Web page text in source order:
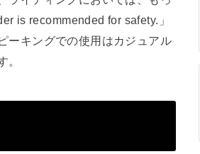
is recommended for safety.」
ーキングでの使用はカジュアル
。